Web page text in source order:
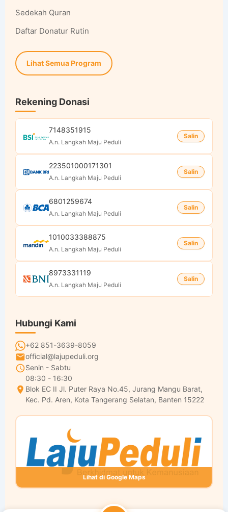
Sedekah Quran
Daftar Donatur Rutin
Lihat Semua Program
Rekening Donasi
7148351915
A.n. Langkah Maju Peduli
Salin
223501000171301
A.n. Langkah Maju Peduli
Salin
6801259674
A.n. Langkah Maju Peduli
Salin
1010033388875
A.n. Langkah Maju Peduli
Salin
8973331119
A.n. Langkah Maju Peduli
Salin
Hubungi Kami
+62 851-3639-8059
official@lajupeduli.org
Senin - Sabtu
08:30 - 16:30
Blok EC II Jl. Puter Raya No.45, Jurang Mangu Barat,
Kec. Pd. Aren, Kota Tangerang Selatan, Banten 15222
Lihat di Google Maps